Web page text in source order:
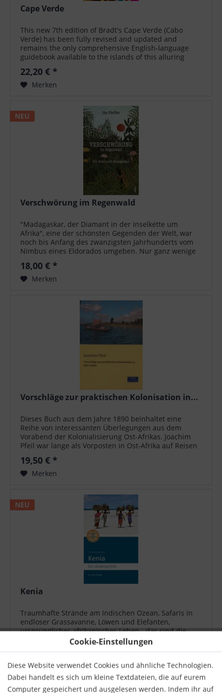
Cookie-Einstellungen
Diese Website verwendet Cookies und ähnliche Technologien.
Dabei handelt es sich um kleine Textdateien, die auf eurem
Computer gespeichert und ausgelesen werden. Indem ihr auf
Cape Verde
This new 7th edition of Bradt's Cape Verde (Cabo
Verde) has been fully revised and updated and
remains the only comprehensive English-language
guidebook available to the islands of this alluring
Atlantic archipelago, described by some as...
22,20 € *
Merken
NEU
Verschwörung im Regenwald
"Madagaskar, der Diamant in der Inselkette um
Afrika", eine der schönsten Gegenden der Welt, war
noch bis Anfang des zwanzigsten Jahrhunderts vom
Nimbus eines Eldorados umgeben. Nur ganz wenige
Europäer gelangten in das Innere des...
18,00 € *
Merken
Vorschläge zur praktischen Kolonisation in...
Dieses Buch aus dem Jahre 1890 beinhaltet eine
Reihe von interessanten Überlegungen aus dem
Vorabend der Kolonialisierung Ost-Afrikas. Joachim
Pfeil war lange als Vorposten in Ost-Afrika auf Reisen
19,50 € *
Merken
NEU
Kenia
Traumhafte Strände am Indischen Ozean, Safaris in
endloser Grassavanne, Löwen und Elefanten,
ursprüngliches afrikanisches Leben - das sind die
Assoziationen, die der Name Kenia bei vielen
Deutschen hervorruft. In den letzten Jahren...
Merken